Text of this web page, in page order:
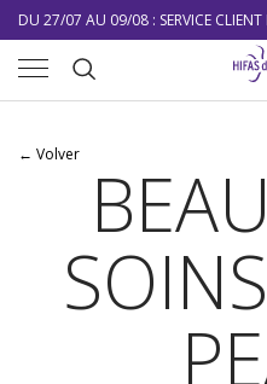
Aller au contenu
DU 27/07 AU 09/08 : SERVICE
10% DE RÉDUCTION SUR VOTRE
LIVRAISON GRATUITE À PARTIR DE
Recherche
← Volver